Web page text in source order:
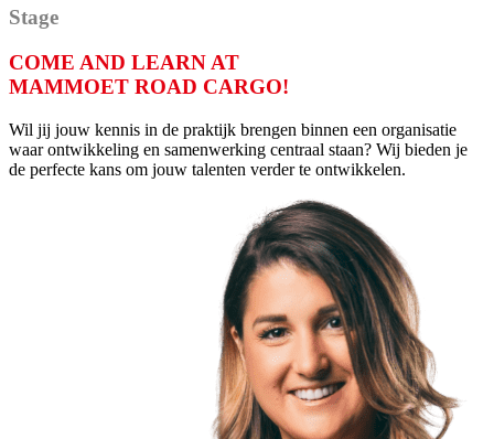
Stage
COME AND LEARN AT
MAMMOET ROAD CARGO!
Wil jij jouw kennis in de praktijk brengen binnen een organisatie
waar ontwikkeling en samenwerking centraal staan? Wij bieden je
de perfecte kans om jouw talenten verder te ontwikkelen.